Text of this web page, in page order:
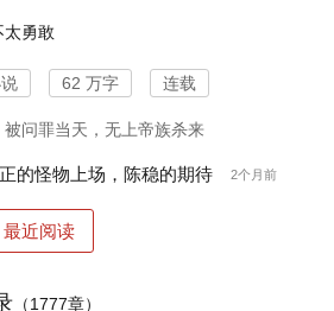
太勇敢
62 万字 连载
被问罪当天，无上帝族杀来
的怪物上场，陈稳的期待 2个月前
最近阅读
（1777章）